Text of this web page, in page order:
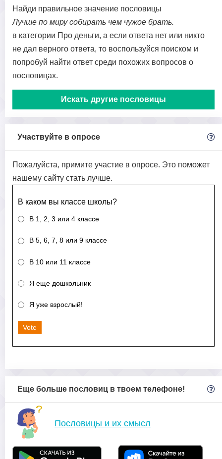
Найди правильное значение пословицы
Лучше по миру собирать чем чужое брать.
в категории Про деньги, а если ответа нет или никто
не дал верного ответа, то воспользуйся поиском и
попробуй найти ответ среди похожих вопросов о
пословицах.
Искать другие пословицы
Участвуйте в опросе
Пожалуйста, примите участие в опросе. Это поможет
нашему сайту стать лучше.
В каком вы классе школы?
В 1, 2, 3 или 4 классе
В 5, 6, 7, 8 или 9 классе
В 10 или 11 классе
Я еще дошкольник
Я уже взрослый!
Vote
Еще больше пословиц в твоем телефоне!
Пословицы и их смысл